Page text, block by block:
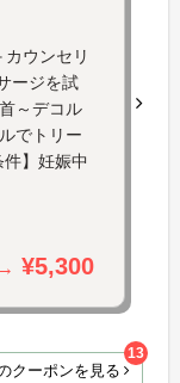
カウンセリ
ージを試
～デコル
でトリー
】妊娠中
¥5,300
クーポンを見る
13